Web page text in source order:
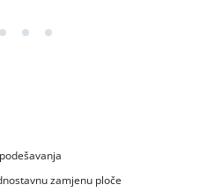
zamjenu ploče